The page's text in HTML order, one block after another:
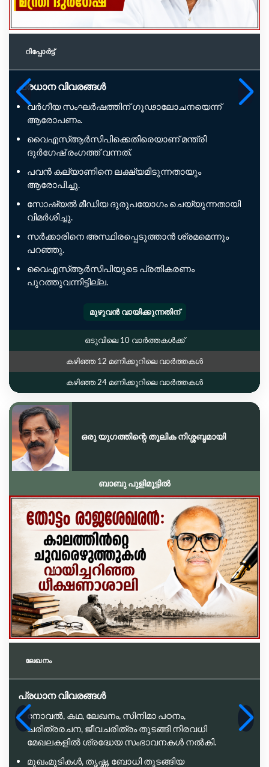
റിപ്പോര്‍ട്ട്
പ്രധാന വിവരങ്ങൾ
വർഗീയ സംഘർഷത്തിന് ഗൂഢാലോചനയെന്ന്
ആരോപണം.
വൈഎസ്ആർസിപിക്കെതിരെയാണ് മന്ത്രി
ദുർഗേഷ് രംഗത്ത് വന്നത്.
പവൻ കല്യാണിനെ ലക്ഷ്യമിടുന്നതായും
ആരോപിച്ചു.
സോഷ്യൽ മീഡിയ ദുരുപയോഗം ചെയ്യുന്നതായി
വിമർശിച്ചു.
സർക്കാരിനെ അസ്ഥിരപ്പെടുത്താൻ ശ്രമമെന്നും
പറഞ്ഞു.
വൈഎസ്ആർസിപിയുടെ പ്രതികരണം
പുറത്തുവന്നിട്ടില്ല.
മുഴുവൻ വായിക്കുന്നതിന്
ഒടുവിലെ 10 വാർത്തകൾക്ക്
കഴിഞ്ഞ 12 മണിക്കൂറിലെ വാർത്തകൾ
കഴിഞ്ഞ 24 മണിക്കൂറിലെ വാർത്തകൾ
ഒരു യുഗത്തിന്റെ തൂലിക നിശ്ശബ്ദമായി
ബാബു പുളിമൂട്ടിൽ
ലേഖനം
പ്രധാന വിവരങ്ങൾ
നോവൽ, കഥ, ലേഖനം, സിനിമാ പഠനം,
ചരിത്രരചന, ജീവചരിത്രം തുടങ്ങി നിരവധി
മേഖലകളിൽ ശ്രദ്ധേയ സംഭാവനകൾ നൽകി.
മുഖംമൂടികൾ, തൃഷ്ണ, ബോധി തുടങ്ങിയ